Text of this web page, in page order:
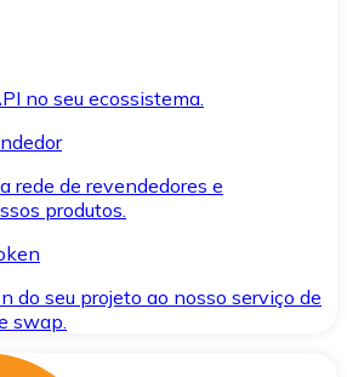
no seu ecossistema.
rede de revendedores e
produtos.
do seu projeto ao nosso serviço de
swap.